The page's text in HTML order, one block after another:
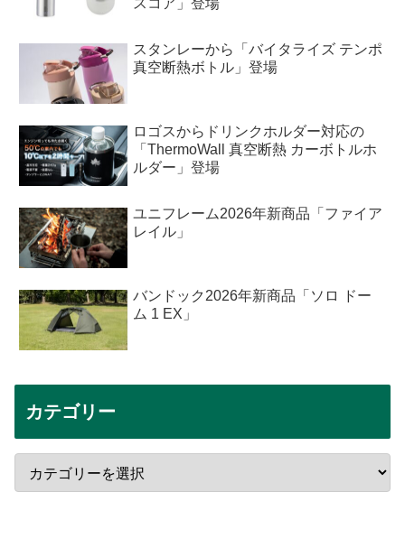
スコア」登場
スタンレーから「バイタライズ テンポ
真空断熱ボトル」登場
ロゴスからドリンクホルダー対応の
「ThermoWall 真空断熱 カーボトルホ
ルダー」登場
ユニフレーム2026年新商品「ファイア
レイル」
バンドック2026年新商品「ソロ ドー
ム 1 EX」
カテゴリー